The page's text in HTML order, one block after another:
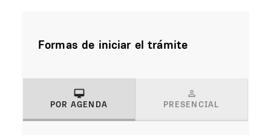
Formas de iniciar el trámite
POR AGENDA
PRESENCIAL